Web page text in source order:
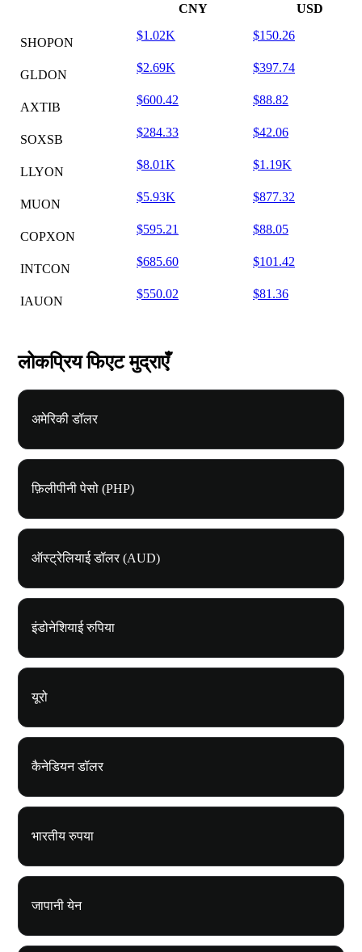
CNY USD
SHOPON
$1.02K $150.26
GLDON
$2.69K $397.74
AXTIB
$600.42 $88.82
SOXSB
$284.33 $42.06
LLYON
$8.01K $1.19K
MUON
$5.93K $877.32
COPXON
$595.21 $88.05
INTCON
$685.60 $101.42
IAUON
$550.02 $81.36
लोकप्रिय फिएट मुद्राएँ
अमेरिकी डॉलर
फ़िलीपीनी पेसो (PHP)
ऑस्ट्रेलियाई डॉलर (AUD)
इंडोनेशियाई रुपिया
यूरो
कैनेडियन डॉलर
भारतीय रुपया
जापानी येन